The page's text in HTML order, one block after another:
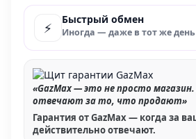
⚡ Быстрый обмен
Иногда — даже в тот же
«GazMax — это не просто
отвечают за то, что продают»
Гарантия от GazMax — когда за
действительно отвечают.